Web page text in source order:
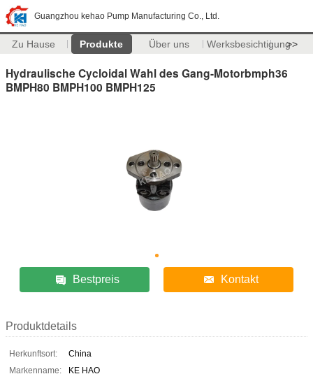
Guangzhou kehao Pump Manufacturing Co., Ltd.
Zu Hause Produkte Über uns Werksbesichtigung>>
Hydraulische Cycloidal Wahl des Gang-Motorbmph36
BMPH80 BMPH100 BMPH125
Bestpreis Kontakt
Produktdetails
Herkunftsort:
China
Markenname:
KE HAO